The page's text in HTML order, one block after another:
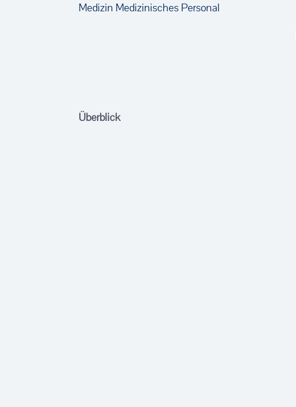
Medizin Medizinisches Personal
Überblick